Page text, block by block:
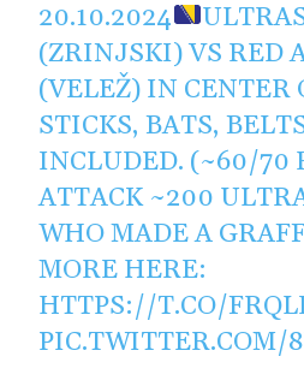
20.10.2024
(ZRINJSKI) VS RED
(VELEŽ) IN CENTER
STICKS, BATS,
INCLUDED. (~60/70
ATTACK ~200
WHO MADE A
MORE HERE:
HTTPS://T.CO/
PIC.TWITTER.COM/